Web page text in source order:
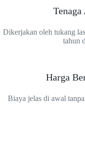
Dikerjakan oleh tukang
tahun
Harga
Biaya jelas di awal